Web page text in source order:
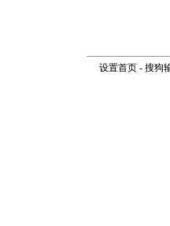
设置首页- 搜狗